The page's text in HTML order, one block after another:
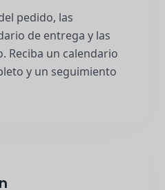
pedido, las
de entrega y las
Reciba un calendario
y un seguimiento